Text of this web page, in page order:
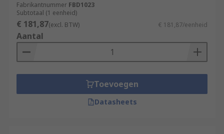
Fabrikantnummer FBD1023
Subtotaal (1 eenheid)
€ 181,87(excl. BTW) € 181,87/eenheid
Aantal
Toevoegen
Datasheets